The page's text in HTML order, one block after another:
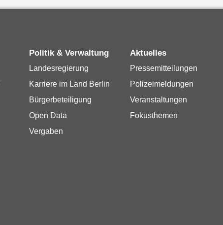
Politik & Verwaltung
Landesregierung
Karriere im Land Berlin
Bürgerbeteiligung
Open Data
Vergaben
Aktuelles
Pressemitteilungen
Polizeimeldungen
Veranstaltungen
Fokusthemen